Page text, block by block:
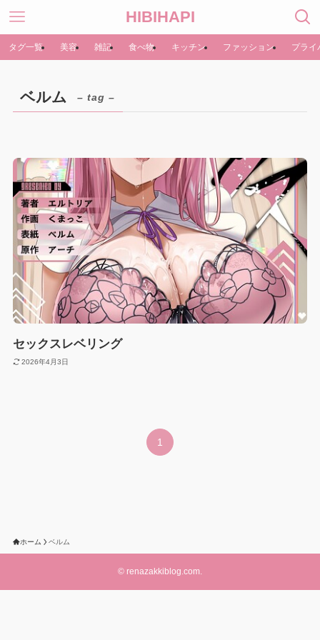
HIBIHAPI
タグ一覧 美容 雑記 食べ物 キッチン ファッション プライ
ベルム – tag –
セックスレベリング
2026年4月3日
1
ホーム ベルム
© renazakkiblog.com.